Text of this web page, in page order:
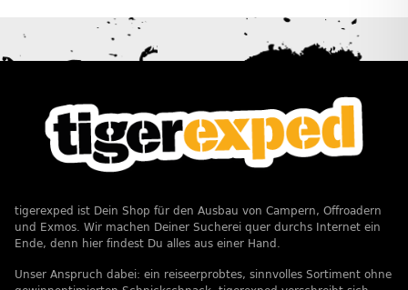
tigerexped ist Dein Shop für den Ausbau von Campern, Offroadern
und Exmos. Wir machen Deiner Sucherei quer durchs Internet ein
Ende, denn hier findest Du alles aus einer Hand.
Unser Anspruch dabei: ein reiseerprobtes, sinnvolles Sortiment ohne